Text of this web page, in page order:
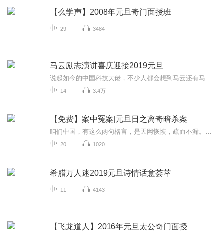
【么学声】2008年元旦奇门面授班
29 3484
马云励志演讲喜庆迎接2019元旦
14 3.4万
【免费】案中冤案|元旦日之离奇暗杀案
20 1020
希腊万人迷2019元旦诗情话意荟萃
11 4143
【飞龙道人】2016年元旦太公奇门面授